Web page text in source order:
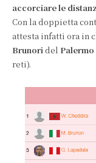
accorciare le
Con la doppietta
attesta infatti ora in
Brunori del Palermo
reti).